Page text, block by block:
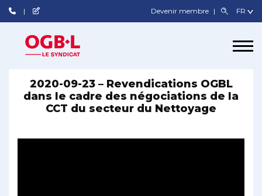
Devenir membre
2020-09-23 – Revendications OGBL
dans le cadre des négociations de la
CCT du secteur du Nettoyage